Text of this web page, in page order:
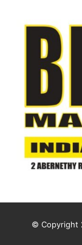
© Copyright